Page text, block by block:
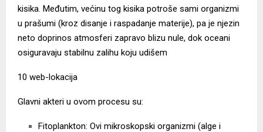
kisika. Međutim, većinu tog kisika potroše sami organizmi
u prašumi (kroz disanje i raspadanje materije), pa je njezin
neto doprinos atmosferi zapravo blizu nule, dok oceani
osiguravaju stabilnu zalihu koju udišem
10 web-lokacija
Glavni akteri u ovom procesu su:
Fitoplankton: Ovi mikroskopski organizmi (alge i